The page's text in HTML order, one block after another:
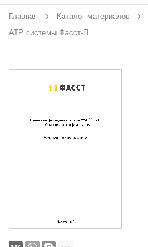
Главная Каталог материалов
АТР системы Фасст-П